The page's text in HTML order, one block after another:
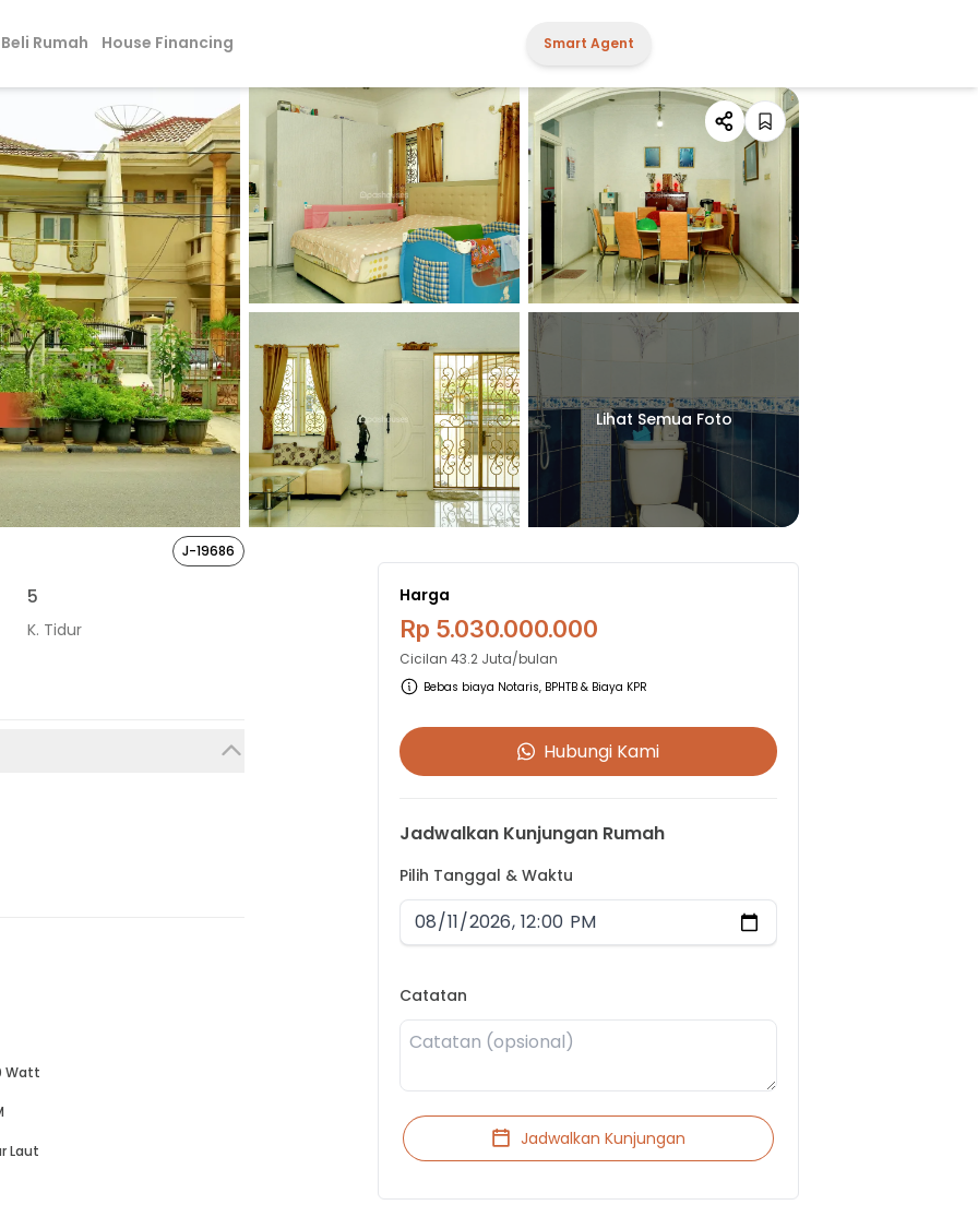
Beli Rumah House Financing Smart Agent
Lihat Semua Foto
J-19686
5
K. Tidur
Watt
Laut
Harga
Rp 5.030.000.000
Cicilan43.2 Juta/bulan
Bebas biaya Notaris, BPHTB & Biaya KPR
Hubungi Kami
Jadwalkan Kunjungan Rumah
Pilih Tanggal & Waktu
Catatan
Jadwalkan Kunjungan